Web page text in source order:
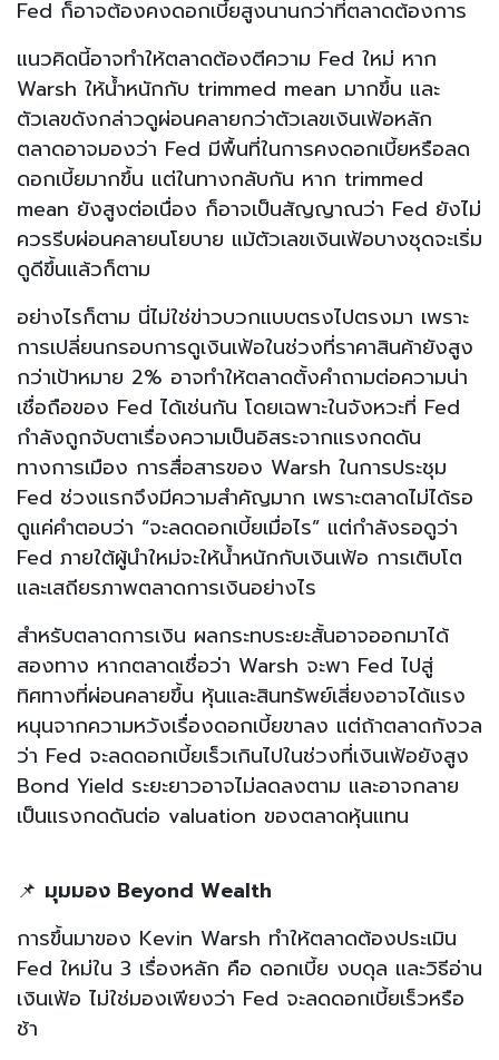
Fed ก็อาจต้องคงดอกเบี้ยสูงนานกว่าที่ตลาดต้องการ
แนวคิดนี้อาจทำให้ตลาดต้องตีความ Fed ใหม่ หาก
Warsh ให้น้ำหนักกับ trimmed mean มากขึ้น และ
ตัวเลขดังกล่าวดูผ่อนคลายกว่าตัวเลขเงินเฟ้อหลัก
ตลาดอาจมองว่า Fed มีพื้นที่ในการคงดอกเบี้ยหรือลด
ดอกเบี้ยมากขึ้น แต่ในทางกลับกัน หาก trimmed
mean ยังสูงต่อเนื่อง ก็อาจเป็นสัญญาณว่า Fed ยังไม่
ควรรีบผ่อนคลายนโยบาย แม้ตัวเลขเงินเฟ้อบางชุดจะเริ่ม
ดูดีขึ้นแล้วก็ตาม
อย่างไรก็ตาม นี่ไม่ใช่ข่าวบวกแบบตรงไปตรงมา เพราะ
การเปลี่ยนกรอบการดูเงินเฟ้อในช่วงที่ราคาสินค้ายังสูง
กว่าเป้าหมาย 2% อาจทำให้ตลาดตั้งคำถามต่อความน่า
เชื่อถือของ Fed ได้เช่นกัน โดยเฉพาะในจังหวะที่ Fed
กำลังถูกจับตาเรื่องความเป็นอิสระจากแรงกดดัน
ทางการเมือง การสื่อสารของ Warsh ในการประชุม
Fed ช่วงแรกจึงมีความสำคัญมาก เพราะตลาดไม่ได้รอ
ดูแค่คำตอบว่า “จะลดดอกเบี้ยเมื่อไร” แต่กำลังรอดูว่า
Fed ภายใต้ผู้นำใหม่จะให้น้ำหนักกับเงินเฟ้อ การเติบโต
และเสถียรภาพตลาดการเงินอย่างไร
สำหรับตลาดการเงิน ผลกระทบระยะสั้นอาจออกมาได้
สองทาง หากตลาดเชื่อว่า Warsh จะพา Fed ไปสู่
ทิศทางที่ผ่อนคลายขึ้น หุ้นและสินทรัพย์เสี่ยงอาจได้แรง
หนุนจากความหวังเรื่องดอกเบี้ยขาลง แต่ถ้าตลาดกังวล
ว่า Fed จะลดดอกเบี้ยเร็วเกินไปในช่วงที่เงินเฟ้อยังสูง
Bond Yield ระยะยาวอาจไม่ลดลงตาม และอาจกลาย
เป็นแรงกดดันต่อ valuation ของตลาดหุ้นแทน
📌 มุมมอง Beyond Wealth
การขึ้นมาของ Kevin Warsh ทำให้ตลาดต้องประเมิน
Fed ใหม่ใน 3 เรื่องหลัก คือ ดอกเบี้ย งบดุล และวิธีอ่าน
เงินเฟ้อ ไม่ใช่มองเพียงว่า Fed จะลดดอกเบี้ยเร็วหรือ
ช้า